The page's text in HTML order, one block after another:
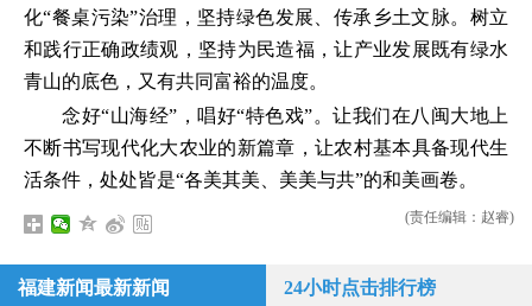
化“餐桌污染”治理，坚持绿色发展、传承乡土文脉。树立
和践行正确政绩观，坚持为民造福，让产业发展既有绿水
青山的底色，又有共同富裕的温度。
念好“山海经”，唱好“特色戏”。让我们在八闽大地上
不断书写现代化大农业的新篇章，让农村基本具备现代生
活条件，处处皆是“各美其美、美美与共”的和美画卷。
(责任编辑：赵睿)
福建新闻最新新闻 24小时点击排行榜